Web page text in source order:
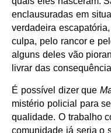
enclausuradas em
verdadeira
culpa, pelo rancor e
alguns deles vão
livrar das
É possível dizer que
mistério policial para
qualidade. O trabalho
comunidade já seria o